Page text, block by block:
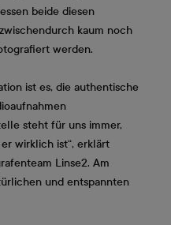
beide diesen
kaum noch
werden.
ist es, die authentische
steht für uns immer,
wirklich ist“, erklärt
Linse2. Am
und entspannten